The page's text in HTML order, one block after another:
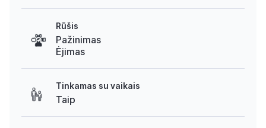
Rūšis
Pažinimas
Ėjimas
Tinkamas su vaikais
Taip